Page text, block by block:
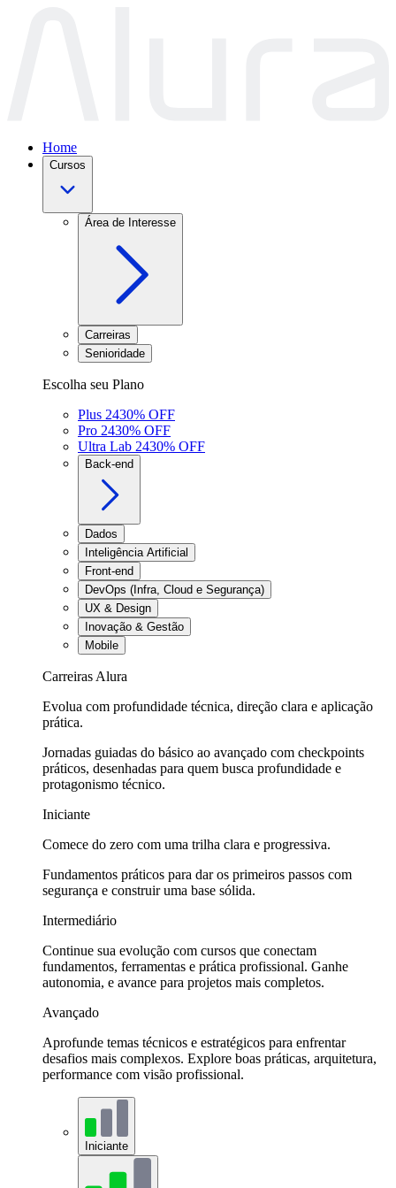
Home
Cursos
Área de Interesse
Carreiras
Senioridade
Escolha seu Plano
Plus 2430% OFF
Pro 2430% OFF
Ultra Lab 2430% OFF
Back-end
Dados
Inteligência Artificial
Front-end
DevOps (Infra, Cloud e Segurança)
UX & Design
Inovação & Gestão
Mobile
Carreiras Alura
Evolua com profundidade técnica, direção clara e aplicação
prática.
Jornadas guiadas do básico ao avançado com checkpoints
práticos, desenhadas para quem busca profundidade e
protagonismo técnico.
Iniciante
Comece do zero com uma trilha clara e progressiva.
Fundamentos práticos para dar os primeiros passos com
segurança e construir uma base sólida.
Intermediário
Continue sua evolução com cursos que conectam
fundamentos, ferramentas e prática profissional. Ganhe
autonomia, e avance para projetos mais completos.
Avançado
Aprofunde temas técnicos e estratégicos para enfrentar
desafios mais complexos. Explore boas práticas, arquitetura,
performance com visão profissional.
Iniciante